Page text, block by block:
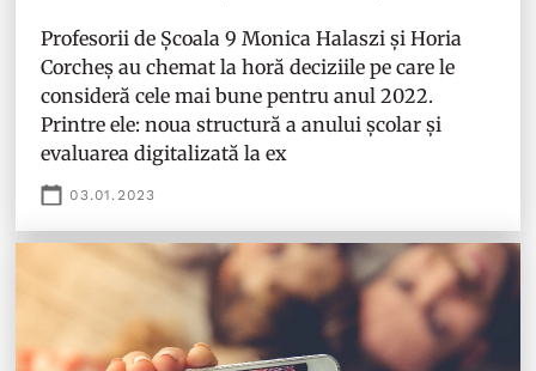
Profesorii de Școala 9 Monica Halaszi și Horia
Corcheș au chemat la horă deciziile pe care le
consideră cele mai bune pentru anul 2022.
Printre ele: noua structură a anului școlar și
evaluarea digitalizată la ex
03.01.2023